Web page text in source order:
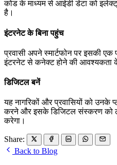
कोड के माध्यम से आईडी डेटा को
है।
इंटरनेट के बिना पहुंच
प्रवासी अपने स्मार्टफोन पर इसकी
इंटरनेट से कनेक्ट होने की आवश्यकता
डिजिटल बनें
यह नागरिकों और प्रवासियों को उनके
करने और इसके डिजिटल संस्करण को
करेगा।
Share:
Back to Blog